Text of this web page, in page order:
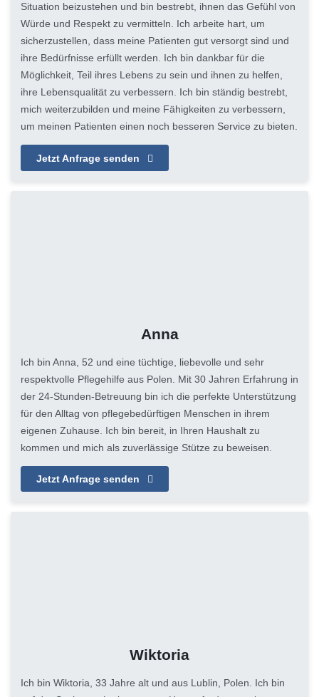
Situation beizustehen und bin bestrebt, ihnen das Gefühl von
Würde und Respekt zu vermitteln. Ich arbeite hart, um
sicherzustellen, dass meine Patienten gut versorgt sind und
ihre Bedürfnisse erfüllt werden. Ich bin dankbar für die
Möglichkeit, Teil ihres Lebens zu sein und ihnen zu helfen,
ihre Lebensqualität zu verbessern. Ich bin ständig bestrebt,
mich weiterzubilden und meine Fähigkeiten zu verbessern,
um meinen Patienten einen noch besseren Service zu bieten.
Jetzt Anfrage senden
Anna
Ich bin Anna, 52 und eine tüchtige, liebevolle und sehr
respektvolle Pflegehilfe aus Polen. Mit 30 Jahren Erfahrung in
der 24-Stunden-Betreuung bin ich die perfekte Unterstützung
für den Alltag von pflegebedürftigen Menschen in ihrem
eigenen Zuhause. Ich bin bereit, in Ihren Haushalt zu
kommen und mich als zuverlässige Stütze zu beweisen.
Jetzt Anfrage senden
Wiktoria
Ich bin Wiktoria, 33 Jahre alt und aus Lublin, Polen. Ich bin